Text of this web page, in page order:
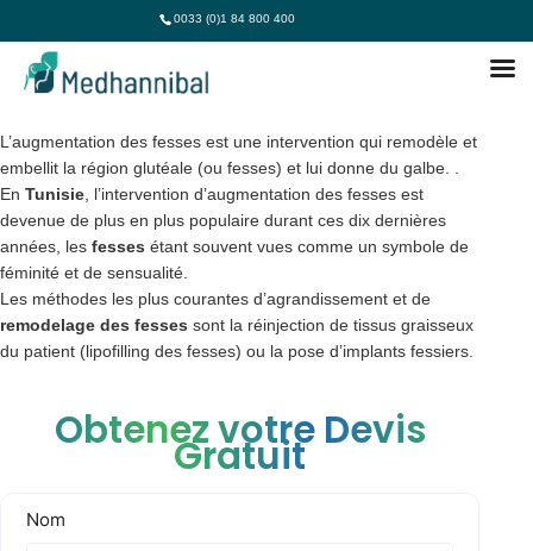
0033 (0)1 84 800 400
AUGMENTATION FESSES TUNISIE
L’augmentation des fesses est une intervention qui remodèle et
embellit la région glutéale (ou fesses) et lui donne du galbe. .
En Tunisie , l’intervention d’augmentation des fesses est
devenue de plus en plus populaire durant ces dix dernières
années, les fesses étant souvent vues comme un symbole de
féminité et de sensualité.
Les méthodes les plus courantes d’agrandissement et de
remodelage des fesses sont la réinjection de tissus graisseux
du patient (lipofilling des fesses) ou la pose d’implants fessiers.
Obtenez votre Devis
Gratuit